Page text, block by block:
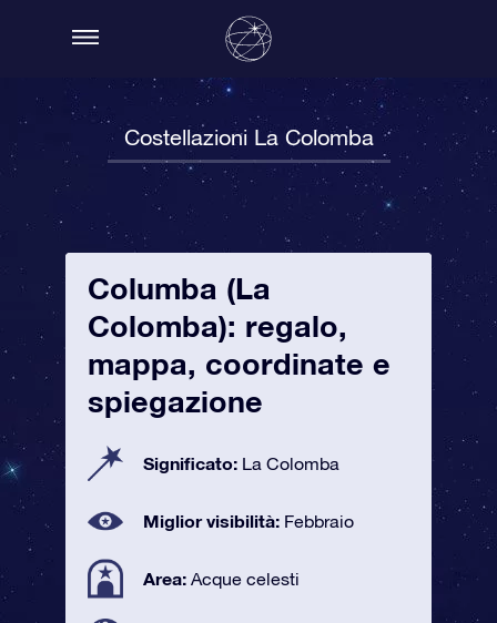
Costellazioni La Colomba
Columba (La
Colomba): regalo,
mappa, coordinate e
spiegazione
Significato: La Colomba
Miglior visibilità: Febbraio
Area: Acque celesti